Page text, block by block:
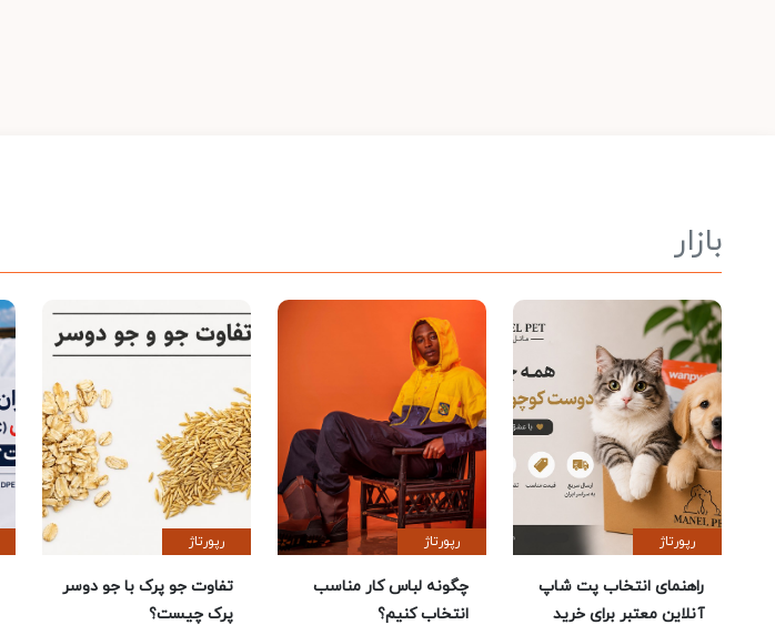
بازار
رپورتاژ
راهنمای انتخاب پت شاپ
آنلاین معتبر برای خرید
رپورتاژ
چگونه لباس کار مناسب
انتخاب کنیم؟
رپورتاژ
تفاوت جو پرک با جو دوسر
پرک چیست؟